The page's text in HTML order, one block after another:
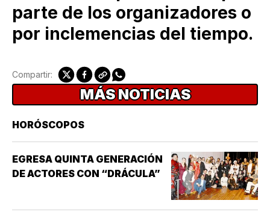
parte de los organizadores o
por inclemencias del tiempo.
Compartir:
MÁS NOTICIAS
HORÓSCOPOS
EGRESA QUINTA GENERACIÓN
DE ACTORES CON “DRÁCULA”